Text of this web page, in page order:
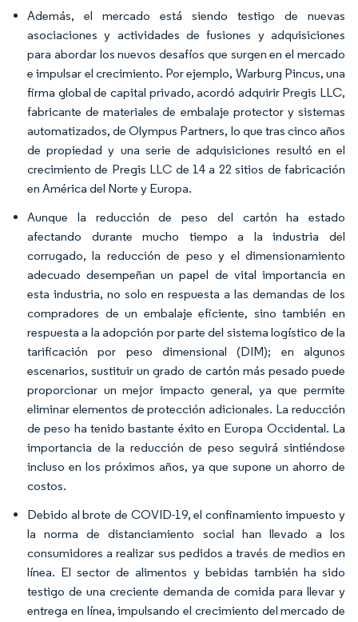
Además, el mercado está siendo testigo de nuevas
asociaciones y actividades de fusiones y adquisiciones
para abordar los nuevos desafíos que surgen en el mercado
e impulsar el crecimiento. Por ejemplo, Warburg Pincus, una
firma global de capital privado, acordó adquirir Pregis LLC,
fabricante de materiales de embalaje protector y sistemas
automatizados, de Olympus Partners, lo que tras cinco años
de propiedad y una serie de adquisiciones resultó en el
crecimiento de Pregis LLC de 14 a 22 sitios de fabricación
en América del Norte y Europa.
Aunque la reducción de peso del cartón ha estado
afectando durante mucho tiempo a la industria del
corrugado, la reducción de peso y el dimensionamiento
adecuado desempeñan un papel de vital importancia en
esta industria, no solo en respuesta a las demandas de los
compradores de un embalaje eficiente, sino también en
respuesta a la adopción por parte del sistema logístico de la
tarificación por peso dimensional (DIM); en algunos
escenarios, sustituir un grado de cartón más pesado puede
proporcionar un mejor impacto general, ya que permite
eliminar elementos de protección adicionales. La reducción
de peso ha tenido bastante éxito en Europa Occidental. La
importancia de la reducción de peso seguirá sintiéndose
incluso en los próximos años, ya que supone un ahorro de
costos.
Debido al brote de COVID-19, el confinamiento impuesto y
la norma de distanciamiento social han llevado a los
consumidores a realizar sus pedidos a través de medios en
línea. El sector de alimentos y bebidas también ha sido
testigo de una creciente demanda de comida para llevar y
entrega en línea, impulsando el crecimiento del mercado de